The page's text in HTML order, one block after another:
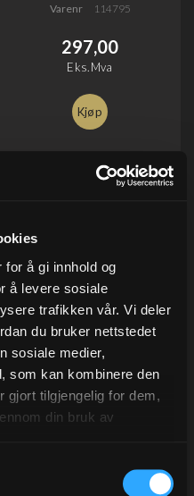
å gi innhold og
å levere sosiale
trafikken vår. Vi deler
du bruker nettstedet
sosiale medier,
som kan kombinere den
gjort tilgjengelig for dem,
din bruk av
Varenr 114795
297,00
Eks.Mva
Kjøp
50x75 cm, à 480 ark.
Syrefritt
Varenr 133-23N